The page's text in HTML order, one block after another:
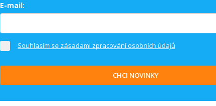
E-mail:
Souhlasím se zásadami zpracování osobních údajů
CHCI NOVINKY